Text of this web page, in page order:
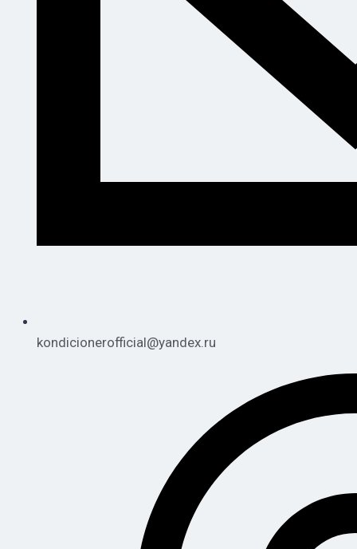
kondicionerofficial@yandex.ru